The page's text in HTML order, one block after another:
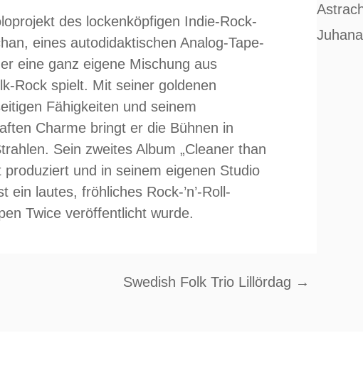
des lockenköpfigen Indie-Rock-
eines autodidaktischen Analog-Tape-
eine ganz eigene Mischung aus
Rock spielt. Mit seiner goldenen
Fähigkeiten und seinem
Charme bringt er die Bühnen in
Sein zweites Album „Cleaner than
produziert und in seinem eigenen Studio
ein lautes, fröhliches Rock-’n’-Roll-
Twice veröffentlicht wurde.
Swedish Folk Trio Lillördag →